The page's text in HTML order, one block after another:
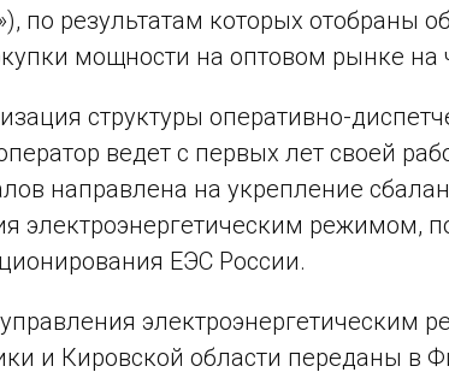
по результатам которых
мощности на оптовом рынке на
структуры оперативно-
ведет с первых лет своей
направлена на укрепление
электроэнергетическим режимом,
ЕЭС России.
электроэнергетическим
и Кировской области переданы в